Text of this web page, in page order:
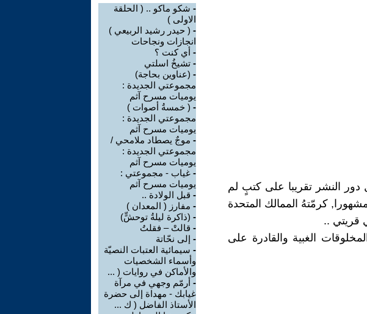
دور النشر تقريبا على كتبٍ لم
كرمّتهُ الممالك المتحدة
قريتي ..
الغبية والقادرة على
- شكو ماكو .. ( الحلقة
الاولى )
- ( حيدر رشيد الربيعي )
انجازات ونجاحات
- أي كنت ؟
- تشيخُ اسلتي
- (عناوين بحاجة)
مجموعتي الجديدة :
يوميات مسرح آثم
- ( خمسةُ أصوات )
مجموعتي الجديدة :
يوميات مسرح آثم
- موجٌ يصطاد ملامحي /
مجموعتي الجديدة :
يوميات مسرح آثم
- غياب - مجموعتي :
يوميات مسرح آثم
- قبل الولادة ..
- مفارز ( المعدان )
- (ذاكرة ليلةُ توحشٍّ)
- قالتْ – فقلتُ
- إلى نحّاتة
- سيمائية العتبات النصيّة
وأسماء الشخصيات
والأماكن في روايات ( ...
- أرمّم وجهي في مرآة
غيابك - مهداة إلى حضرة
الأستاذ الفاضل ( ك ...